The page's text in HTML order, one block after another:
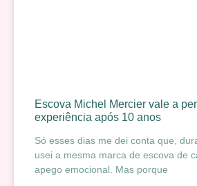
Escova Michel Mercier vale a
experiência após 10 anos
Só esses dias me dei conta que,
usei a mesma marca de escova de
apego emocional. Mas porque